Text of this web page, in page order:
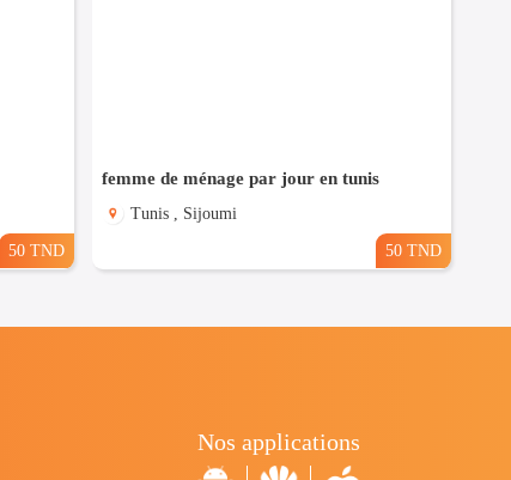
50 TND
femme de ménage par jour en tunis
Tunis , Sijoumi
50 TND
Nos applications